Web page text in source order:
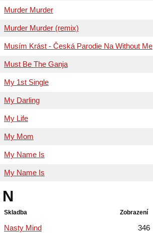
Murder Murder
Murder Murder (remix)
Musím Krást - Česká Parodie Na Without Me
Must Be The Ganja
My 1st Single
My Darling
My Life
My Mom
My Name Is
My Name Is
N
Skladba Zobrazení
Nasty Mind 346